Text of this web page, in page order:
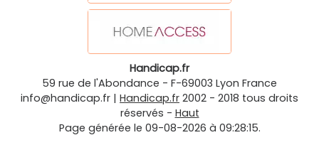
Handicap.fr
59 rue de l'Abondance - F-69003 Lyon France
info@handicap.fr | Handicap.fr 2002 - 2018 tous droits
réservés - Haut
Page générée le 09-08-2026 à 09:28:15.